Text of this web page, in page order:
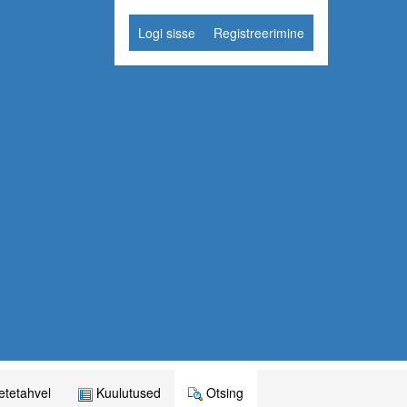
Logi sisse Registreerimine
Kuulutused Otsing